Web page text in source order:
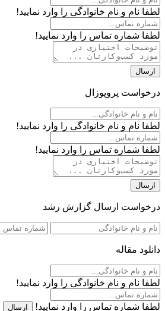
لطفا نام و نام خانوادگی را وارد نمایید!
لطفا شماره تماس را وارد نمایید!
ارسال
درخواست پروپوزال
لطفا نام و نام خانوادگی را وارد نمایید!
لطفا شماره تماس را وارد نمایید!
ارسال
درخواست ارسال گزارش رشد
دانلود مقاله
لطفا نام و نام خانوادگی را وارد نمایید!
لطفا شماره تماس را وارد نمایید! ارسال